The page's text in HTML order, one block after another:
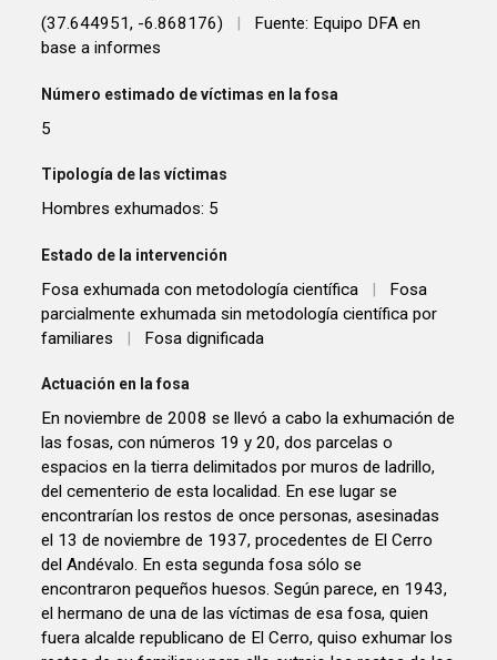
(37.644951, -6.868176)
Fuente: Equipo DFA en
base a informes
Número estimado de víctimas en la fosa
5
Tipología de las víctimas
Hombres exhumados: 5
Estado de la intervención
Fosa exhumada con metodología científica |
Fosa
parcialmente exhumada sin metodología científica por
familiares
| Fosa dignificada
Actuación en la fosa
En noviembre de 2008 se llevó a cabo la exhumación de
las fosas, con números 19 y 20, dos parcelas o
espacios en la tierra delimitados por muros de ladrillo,
del cementerio de esta localidad. En ese lugar se
encontrarían los restos de once personas, asesinadas
el 13 de noviembre de 1937, procedentes de El Cerro
del Andévalo. En esta segunda fosa sólo se
encontraron pequeños huesos. Según parece, en 1943,
el hermano de una de las víctimas de esa fosa, quien
fuera alcalde republicano de El Cerro, quiso exhumar los